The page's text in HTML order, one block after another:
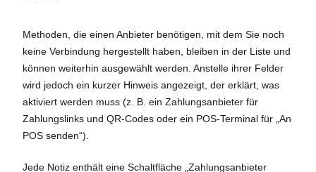
Methoden, die einen Anbieter benötigen, mit dem Sie noch
keine Verbindung hergestellt haben, bleiben in der Liste und
können weiterhin ausgewählt werden. Anstelle ihrer Felder
wird jedoch ein kurzer Hinweis angezeigt, der erklärt, was
aktiviert werden muss (z. B. ein Zahlungsanbieter für
Zahlungslinks und QR-Codes oder ein POS-Terminal für „An
POS senden“).
Jede Notiz enthält eine Schaltfläche „Zahlungsanbieter